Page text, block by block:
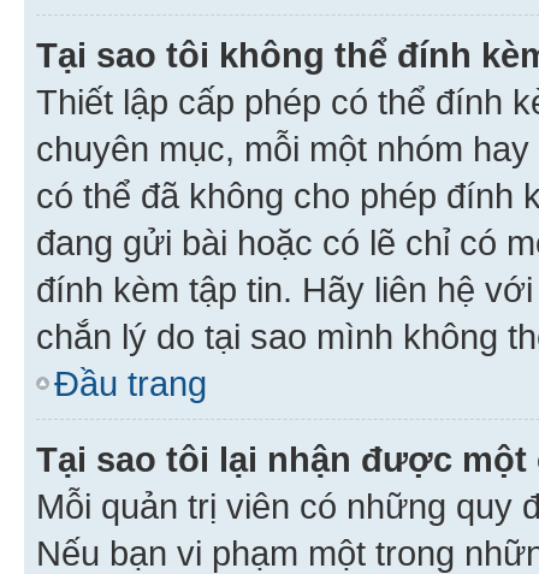
Tại sao tôi không thể đính
Thiết lập cấp phép có thể đính
chuyên mục, mỗi một nhóm
có thể đã không cho phép đính
đang gửi bài hoặc có lẽ chỉ có
đính kèm tập tin. Hãy liên hệ
chắn lý do tại sao mình không
Đầu trang
Tại sao tôi lại nhận được một
Mỗi quản trị viên có những quy
Nếu bạn vi phạm một trong